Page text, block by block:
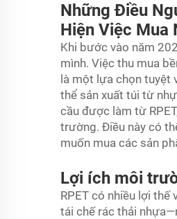
Những Điều
Hiện Việc Mua
Khi bước vào năm
mình. Việc thu mua
là một lựa chọn tuyệt
thể sản xuất túi từ
cầu được làm từ
trường. Điều này có
muốn mua các sản
Lợi ích môi
RPET có nhiều lợi
tái chế rác thải